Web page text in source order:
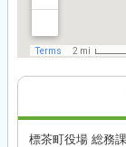
標茶町役場 総務